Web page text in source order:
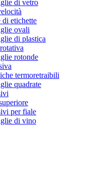
di vetro
etichette
ovali
di plastica
rotonde
termoretraibili
quadrate
per fiale
di vino